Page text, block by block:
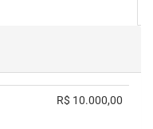
R$ 10.000,00